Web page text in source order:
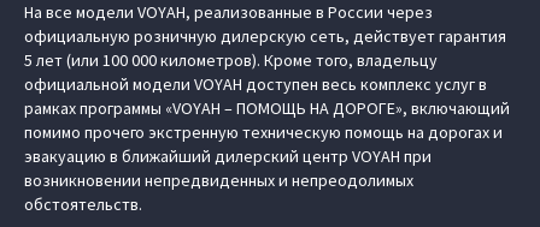
На все модели VOYAH, реализованные в России через
официальную розничную дилерскую сеть, действует гарантия
5 лет (или 100 000 километров). Кроме того, владельцу
официальной модели VOYAH доступен весь комплекс услуг в
рамках программы «VOYAH – ПОМОЩЬ НА ДОРОГЕ», включающий
помимо прочего экстренную техническую помощь на дорогах и
эвакуацию в ближайший дилерский центр VOYAH при
возникновении непредвиденных и непреодолимых
обстоятельств.